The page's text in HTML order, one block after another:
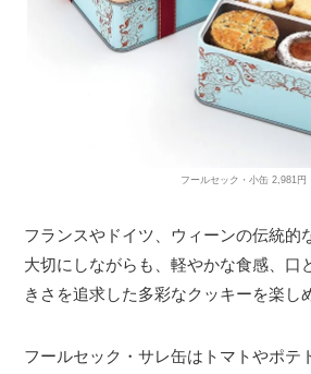
フールセック・小缶 2,981円
フランスやドイツ、ウィーンの伝統的
大切にしながらも、軽やかな食感、口
きさを追求した多彩なクッキーを楽し
フールセック・サレ缶はトマトやポテ